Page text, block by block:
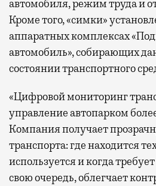
автомобиля, режим труда и
Кроме того, «симки»
аппаратных комплексах
автомобиль», собирающих
состоянии транспортного
«Цифровой мониторинг
управление автопарком
Компания получает
транспорта: где находится
используется и когда
свою очередь, облегчает